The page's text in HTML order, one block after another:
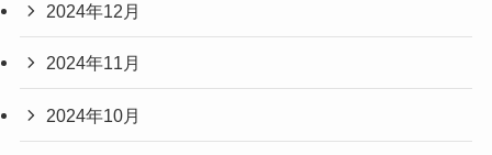
2024年12月
2024年11月
2024年10月